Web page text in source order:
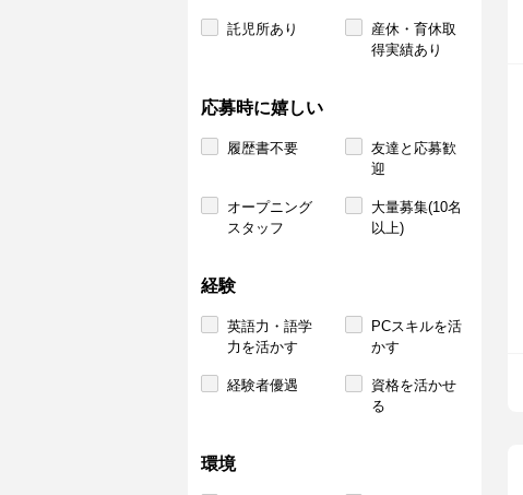
託児所あり
産休・育休取
得実績あり
応募時に嬉しい
履歴書不要
友達と応募歓
迎
オープニング
スタッフ
大量募集(10名
以上)
経験
英語力・語学
力を活かす
PCスキルを活
かす
経験者優遇
資格を活かせ
る
環境